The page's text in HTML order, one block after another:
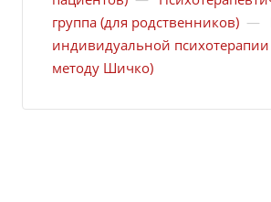
группа (для родственников) —
индивидуальной
методу Шичко)